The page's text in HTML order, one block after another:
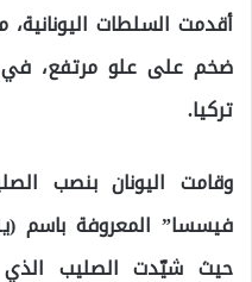
أقدمت السلطات
ضخم على علو مرتفع،
تركيا.
وقامت اليونان بنصب
فيسسا” المعروفة باسم
حيث شيّدت الصليب